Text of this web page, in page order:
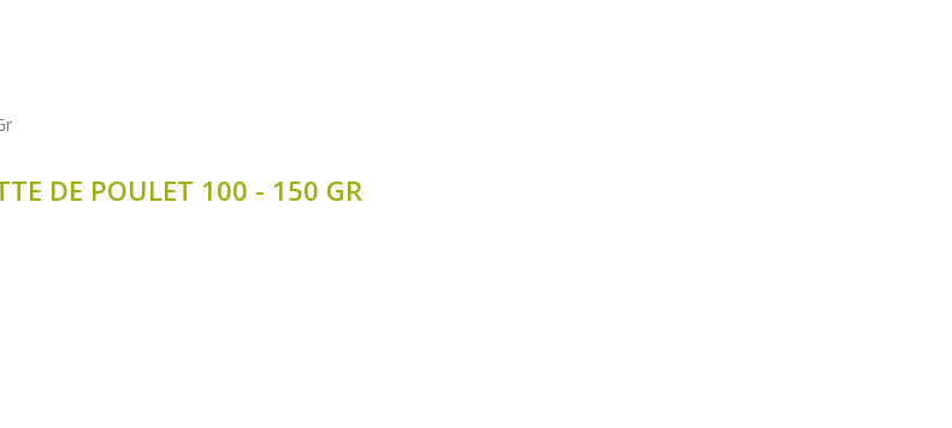
DE POULET 100 - 150 GR